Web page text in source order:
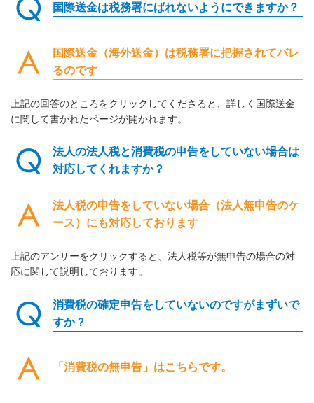
国際送金は税務署にばれないようにできますか？
国際送金（海外送金）は税務署に把握されてバレ
るのです
上記の回答のところをクリックしてくださると、詳しく国際送金
に関して書かれたページが開かれます。
法人の法人税と消費税の申告をしていない場合は
対応してくれますか？
法人税の申告をしていない場合（法人無申告のケ
ース）にも対応しております
上記のアンサーをクリックすると、法人税等が無申告の場合の対
応に関して説明しております。
消費税の確定申告をしていないのですがまずいで
すか？
「消費税の無申告」はこちらです。